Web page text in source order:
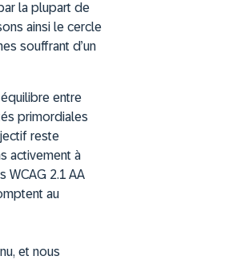
la plupart de
ainsi le cercle
souffrant d’un
entre
primordiales
reste
activement à
WCAG 2.1 AA
au
et nous